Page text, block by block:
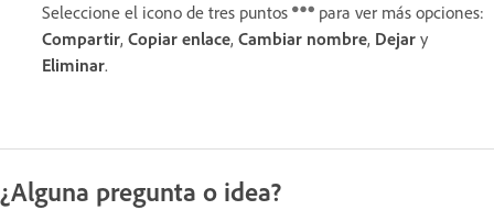
Seleccione el icono de tres puntos
para ver más opciones:
Compartir, Copiar enlace, Cambiar nombre, Dejar y
Eliminar.
¿Alguna pregunta o idea?